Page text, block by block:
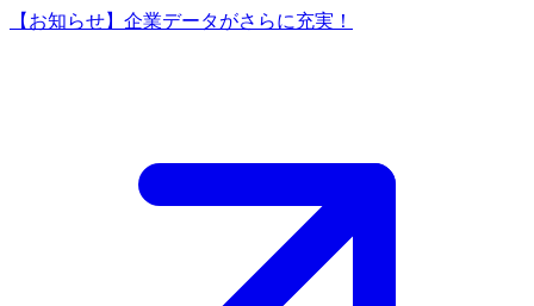
【お知らせ】企業データがさらに充実！